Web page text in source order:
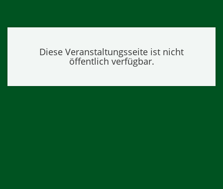
Diese Veranstaltungsseite ist nicht
öffentlich verfügbar.